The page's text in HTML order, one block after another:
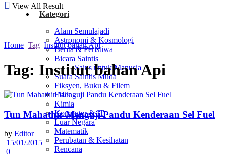
Kategori
Alam Semulajadi
Astronomi & Kosmologi
Berita & Peristiwa
Bicara Saintis
Sains untuk Manusia
Suara Saintis Muda
Fiksyen, Buku & Filem
Fizik
Kimia
Komputer & IT
Luar Negara
Matematik
Perubatan & Kesihatan
Rencana
View All Result
Home Tag Institut bahan Api
Tag: Institut bahan Api
Tun Mahathir Menguji Pandu Kenderaan Sel Fuel
by Editor
15/01/2015
0